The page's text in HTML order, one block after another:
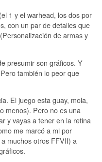
1 y el warhead, los dos por
con un par de detalles que
de armas y
presumir son gráficos. Y
también lo peor que
El juego esta guay, mola,
menos). Pero no es una
y vayas a tener en la retina
me marcó a mi por
muchos otros FFVII) a